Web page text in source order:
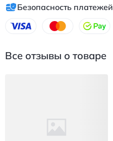
Безопасность платежей
Все отзывы о товаре